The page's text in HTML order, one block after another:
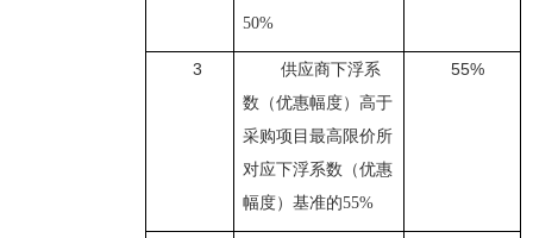
50%
3
供应商下浮系
数（优惠幅度）高于
采购项目最高限价所
对应下浮系数（优惠
幅度）基准的55%
55%